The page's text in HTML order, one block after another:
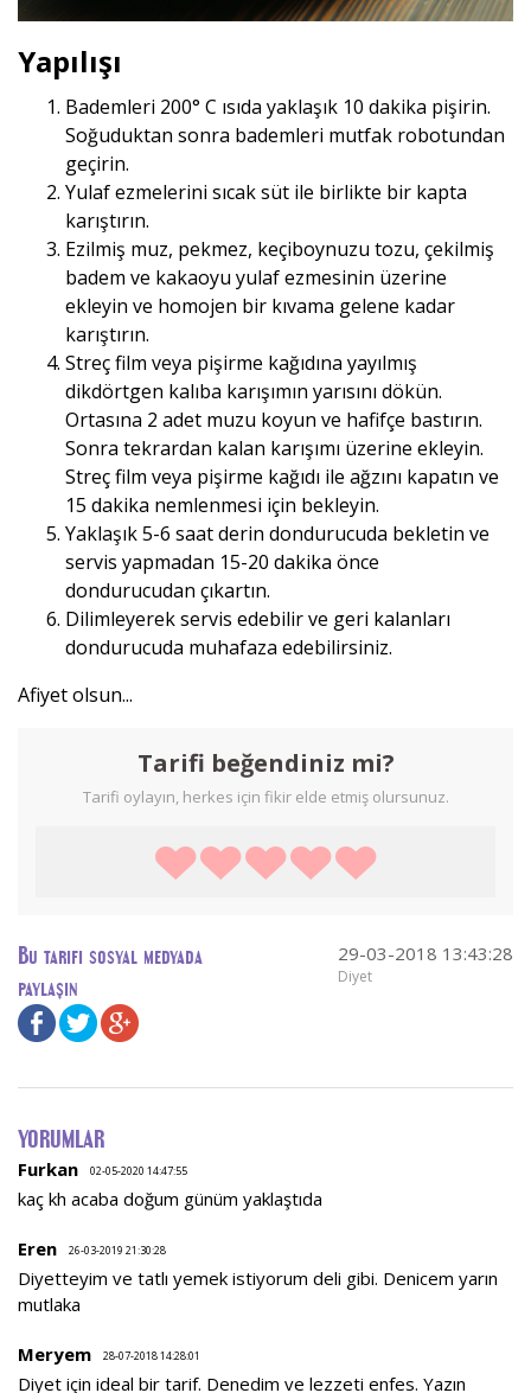
Yapılışı
Bademleri 200° C ısıda yaklaşık 10 dakika pişirin.
Soğuduktan sonra bademleri mutfak robotundan
geçirin.
Yulaf ezmelerini sıcak süt ile birlikte bir kapta
karıştırın.
Ezilmiş muz, pekmez, keçiboynuzu tozu, çekilmiş
badem ve kakaoyu yulaf ezmesinin üzerine
ekleyin ve homojen bir kıvama gelene kadar
karıştırın.
Streç film veya pişirme kağıdına yayılmış
dikdörtgen kalıba karışımın yarısını dökün.
Ortasına 2 adet muzu koyun ve hafifçe bastırın.
Sonra tekrardan kalan karışımı üzerine ekleyin.
Streç film veya pişirme kağıdı ile ağzını kapatın ve
15 dakika nemlenmesi için bekleyin.
Yaklaşık 5-6 saat derin dondurucuda bekletin ve
servis yapmadan 15-20 dakika önce
dondurucudan çıkartın.
Dilimleyerek servis edebilir ve geri kalanları
dondurucuda muhafaza edebilirsiniz.
Afiyet olsun...
Tarifi beğendiniz mi?
Tarifi oylayın, herkes için fikir elde etmiş olursunuz.
Bu tarifi sosyal medyada
paylaşın
29-03-2018 13:43:28
Diyet
YORUMLAR
Furkan 02-05-2020 14:47:55
kaç kh acaba doğum günüm yaklaştıda
Eren 26-03-2019 21:30:28
Diyetteyim ve tatlı yemek istiyorum deli gibi. Denicem yarın
mutlaka
Meryem 28-07-2018 14:28:01
Diyet için ideal bir tarif. Denedim ve lezzeti enfes. Yazın